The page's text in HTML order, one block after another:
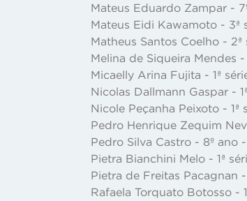
Mateus Eduardo Zampar -
Mateus Eidi Kawamoto - 3ª
Matheus Santos Coelho -
Melina de Siqueira Mendes
Micaelly Arina Fujita - 1ª
Nicolas Dallmann Gaspar -
Nicole Peçanha Peixoto -
Pedro Henrique Zequim
Pedro Silva Castro - 8º ano
Pietra Bianchini Melo - 1ª
Pietra de Freitas Pacagnan
Rafaela Torquato Botosso -